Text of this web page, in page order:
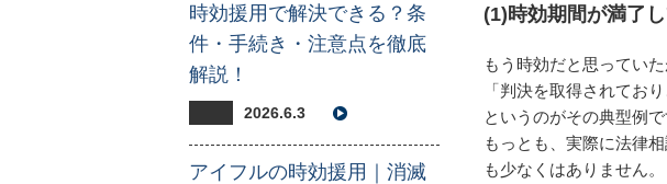
(1)時効期間が満了
もう時効だと思ってい
「判決を取得されてお
というのがその典型例で
もっとも、実際に法律
も少なくはありません。
時効援用で解決できる？条
件・手続き・注意点を徹底
解説！
2026.6.3
アイフルの時効援用｜消滅